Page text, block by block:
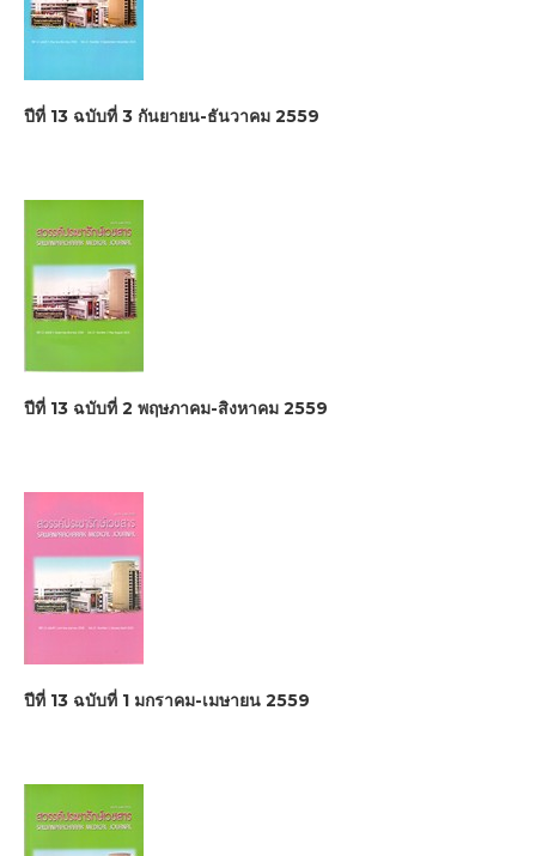
ปีที่ 13 ฉบับที่ 3 กันยายน-ธันวาคม 2559
ปีที่ 13 ฉบับที่ 2 พฤษภาคม-สิงหาคม 2559
ปีที่ 13 ฉบับที่ 1 มกราคม-เมษายน 2559